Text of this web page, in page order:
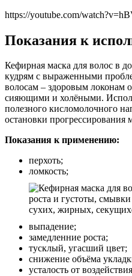
https://youtube.com/
Показания к
Кефирная маска для волос в
кудрям с выраженными
волосам – здоровым локонам
сияющими и холёными.
полезного кисломолочного
остановки прогрессирования
Показания к применению:
перхоть;
ломкость;
выпадение;
замедленние роста;
тусклый, угасший цвет;
снижение объёма
усталость от